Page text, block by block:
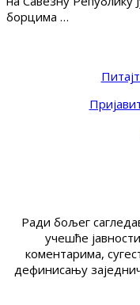
борцима …
Ради бољег
учешће
коментарима,
дефинисању